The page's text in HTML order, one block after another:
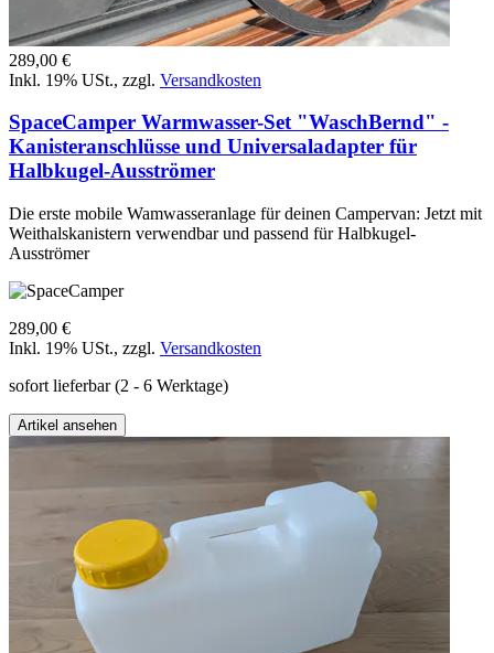
289,00 €
Inkl. 19% USt., zzgl. Versandkosten
SpaceCamper Warmwasser-Set "WaschBernd" -
Kanisteranschlüsse und Universaladapter für
Halbkugel-Ausströmer
Die erste mobile Wamwasseranlage für deinen Campervan: Jetzt mit
Weithalskanistern verwendbar und passend für Halbkugel-
Ausströmer
289,00 €
Inkl. 19% USt., zzgl. Versandkosten
sofort lieferbar(2 - 6 Werktage)
Artikel ansehen